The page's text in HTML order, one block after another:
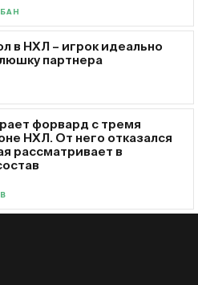
в НХЛ – игрок идеально
партнера
форвард с тремя
НХЛ. От него отказался
рассматривает в